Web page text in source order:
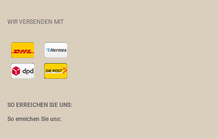
WIR VERSENDEN MIT
SO ERREICHEN SIE UNS:
So erreichen Sie uns: